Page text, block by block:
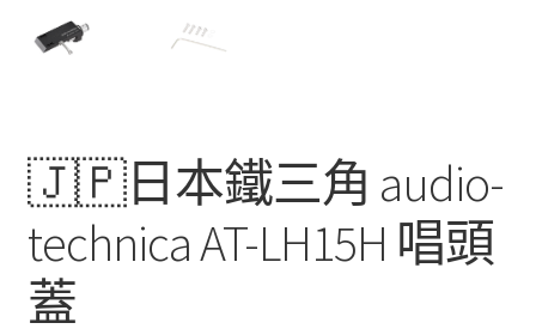
🇯🇵日本鐵三角 audio-
technica AT-LH15H 唱頭
蓋